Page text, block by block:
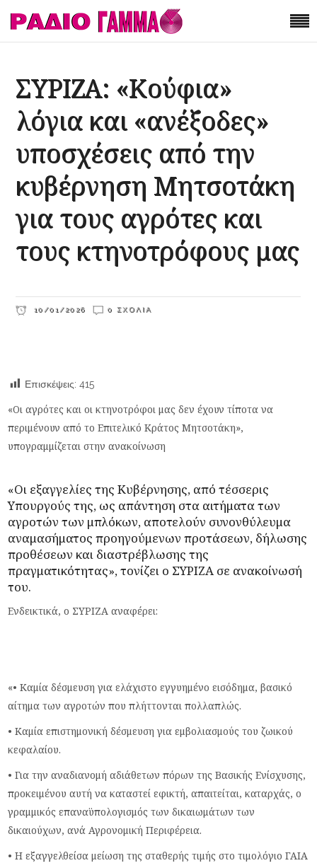
ΣΥΡΙΖΑ: «Κούφια»
λόγια και «ανέξοδες»
υποσχέσεις από την
κυβέρνηση Μητσοτάκη
για τους αγρότες και
τους κτηνοτρόφους μας
10/01/2026 0 ΣΧΌΛΙΑ
Επισκέψεις: 415
«Οι αγρότες και οι κτηνοτρόφοι μας δεν έχουν τίποτα να
περιμένουν από το Επιτελικό Κράτος Μητσοτάκη»,
υπογραμμίζεται στην ανακοίνωση
«Οι εξαγγελίες της Κυβέρνησης, από τέσσερις
Υπουργούς της, ως απάντηση στα αιτήματα των
αγροτών των μπλόκων, αποτελούν συνονθύλευμα
αναμασήματος προηγούμενων προτάσεων, δήλωσης
προθέσεων και διαστρέβλωσης της
πραγματικότητας», τονίζει ο ΣΥΡΙΖΑ σε ανακοίνωσή
του.
Ενδεικτικά, ο ΣΥΡΙΖΑ αναφέρει:
«• Καμία δέσμευση για ελάχιστο εγγυημένο εισόδημα, βασικό
αίτημα των αγροτών που πλήττονται πολλαπλώς.
• Καμία επιστημονική δέσμευση για εμβολιασμούς του ζωικού
κεφαλαίου.
• Για την αναδιανομή αδιάθετων πόρων της Βασικής Ενίσχυσης,
προκειμένου αυτή να καταστεί εφικτή, απαιτείται, καταρχάς, ο
γραμμικός επαναϋπολογισμός των δικαιωμάτων των
δικαιούχων, ανά Αγρονομική Περιφέρεια.
• Η εξαγγελθείσα μείωση της σταθερής τιμής στο τιμολόγιο ΓΑΙΑ